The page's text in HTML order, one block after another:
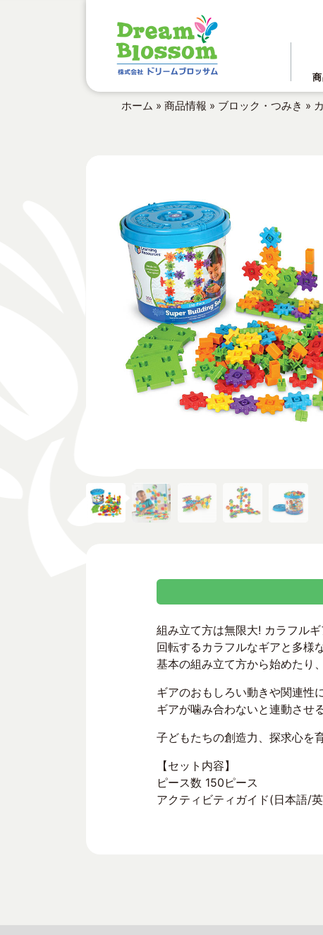
ホーム » 商品情報 » ブロック・つみき »
組み立て方は無限大! カラフル
回転するカラフルなギアと多様
基本の組み立て方から始めたり
ギアのおもしろい動きや関連性
ギアが噛み合わないと連動させ
子どもたちの創造力、探求心を
【セット内容】
ピース数 150ピース
アクティビティガイド(日本語/